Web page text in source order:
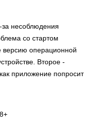
за несоблюдения
со стартом
версию операционной
Второе -
приложение попросит